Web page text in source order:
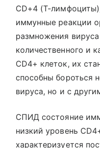
CD+4 (Т-
иммунные реакции
размножения
количественного и
CD4+ клеток, их
способны бороться
вируса, но и с
СПИД состояние
низкий уровень
характеризуется